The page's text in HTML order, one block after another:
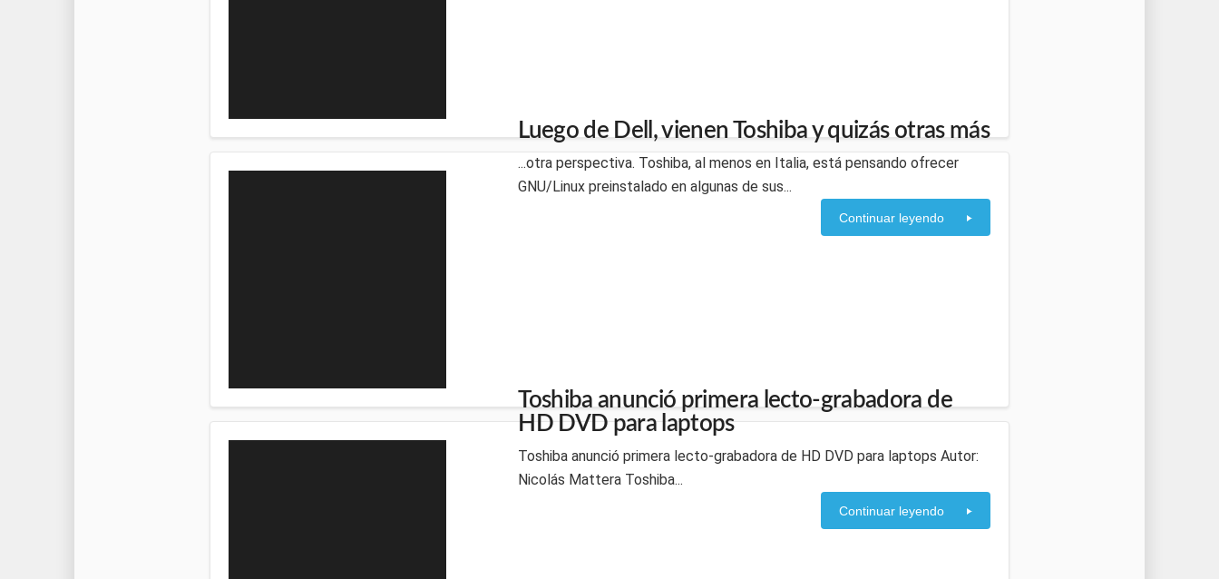
Luego de Dell, vienen Toshiba y quizás otras más
...otra perspectiva. Toshiba, al menos en Italia, está pensando ofrecer
GNU/Linux preinstalado en algunas de sus...
Continuar leyendo
Toshiba anunció primera lecto-grabadora de
HD DVD para laptops
Toshiba anunció primera lecto-grabadora de HD DVD para laptops Autor:
Nicolás Mattera Toshiba...
Continuar leyendo